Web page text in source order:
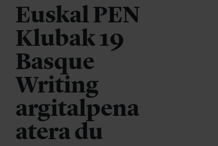
Euskal PEN
Klubak 19
Basque
Writing
argitalpena
atera du